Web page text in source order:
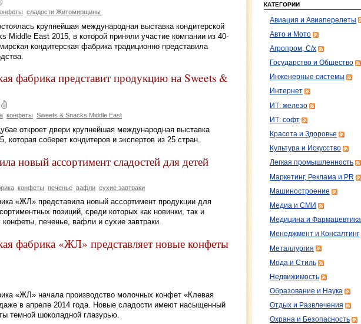
сладости Житомирщины
крупнейшая международная выставка кондитерской
Middle East 2015, в которой приняли участие компании из 40-
кондитерская фабрика традиционно представила
фабрика представит продукцию на Sweets &
конфеты Sweets & Snacks Middle East
откроет двери крупнейшая международная выставка
соберет кондитеров и экспертов из 25 стран.
новый ассортимент сладостей для детей
конфеты печенье вафли сухие завтраки
«ЖЛ» представила новый ассортимент продукции для
позиций, среди которых как новинки, так и
печенье, вафли и сухие завтраки.
фабрика «ЖЛ» представляет новые конфеты
«ЖЛ» начала производство молочных конфет «Клевая
в апреле 2014 года. Новые сладости имеют насыщенный
темной шоколадной глазурью.
КАТЕГОРИИ
Авиация и Авиаперелеты
Авто и Мото
Агропром, С/х
Государство и Общество
Инженерные системы
Интернет
ИТ: железо
ИТ: софт
Красота и Здоровье
Культура и Искусство
Легкая промышленность
Маркетинг, Реклама и PR
Машиностроение
Медиа и СМИ
Медицина и Фармацевтика
Менеджмент и Консалтинг
Металлургия
Мода и Стиль
Недвижимость
Образование и Наука
Отдых и Развлечения
Охрана и Безопасность